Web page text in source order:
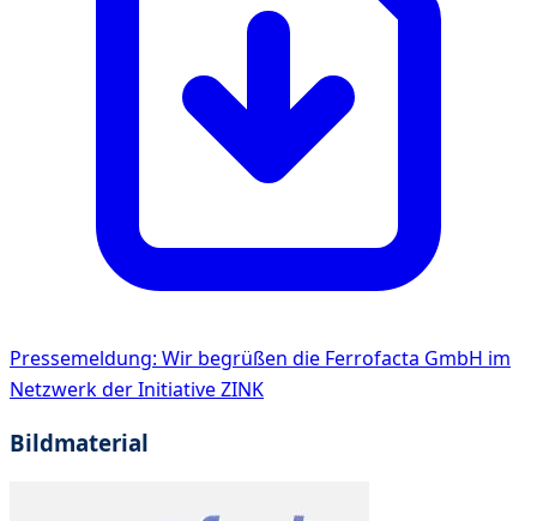
Pressemeldung: Wir begrüßen die Ferrofacta GmbH im
Netzwerk der Initiative ZINK
Bildmaterial